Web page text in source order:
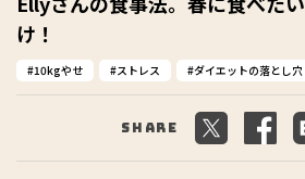
け！
10kgやせ ストレス ダイエットの落とし穴
Share